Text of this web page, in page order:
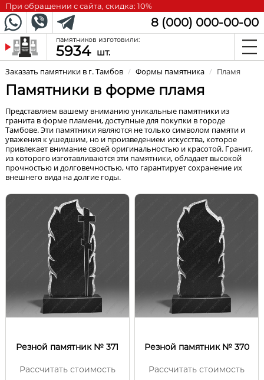
При обращении с сайта, скидка: 10%
8 (000) 000-00-00
памятников изготовили:
5934 шт.
Заказать памятники в г. Тамбов / Формы памятника / Пламя
Памятники в форме пламя
Представляем вашему вниманию уникальные памятники из
гранита в форме пламени, доступные для покупки в городе
Тамбове. Эти памятники являются не только символом памяти и
уважения к ушедшим, но и произведением искусства, которое
привлекает внимание своей оригинальностью и красотой. Гранит,
из которого изготавливаются эти памятники, обладает высокой
прочностью и долговечностью, что гарантирует сохранение их
внешнего вида на долгие годы.
Резной памятник № 371
Рассчитать стоимость
Резной памятник № 370
Рассчитать стоимость